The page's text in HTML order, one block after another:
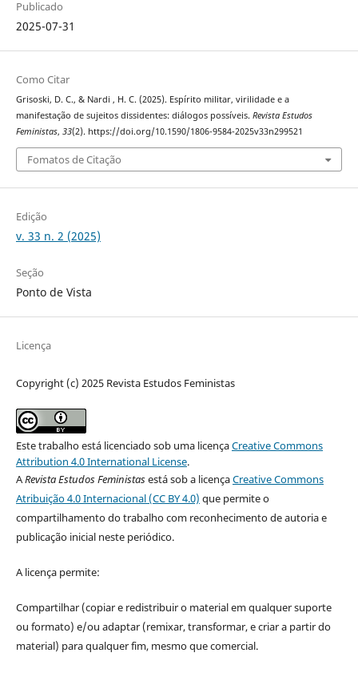
Publicado
2025-07-31
Como Citar
Grisoski, D. C., & Nardi , H. C. (2025). Espírito militar, virilidade e a
manifestação de sujeitos dissidentes: diálogos possíveis. Revista Estudos
Feministas, 33(2). https://doi.org/10.1590/1806-9584-2025v33n299521
Fomatos de Citação
Edição
v. 33 n. 2 (2025)
Seção
Ponto de Vista
Licença
Copyright (c) 2025 Revista Estudos Feministas
Este trabalho está licenciado sob uma licençaCreative Commons
Attribution 4.0 International License.
ARevista Estudos Feministasestá sob a licençaCreative Commons
Atribuição 4.0 Internacional (CC BY 4.0) que permite o
compartilhamento do trabalho com reconhecimento de autoria e
publicação inicial neste periódico.
A licença permite:
Compartilhar (copiar e redistribuir o material em qualquer suporte
ou formato) e/ou adaptar (remixar, transformar, e criar a partir do
material) para qualquer fim, mesmo que comercial.